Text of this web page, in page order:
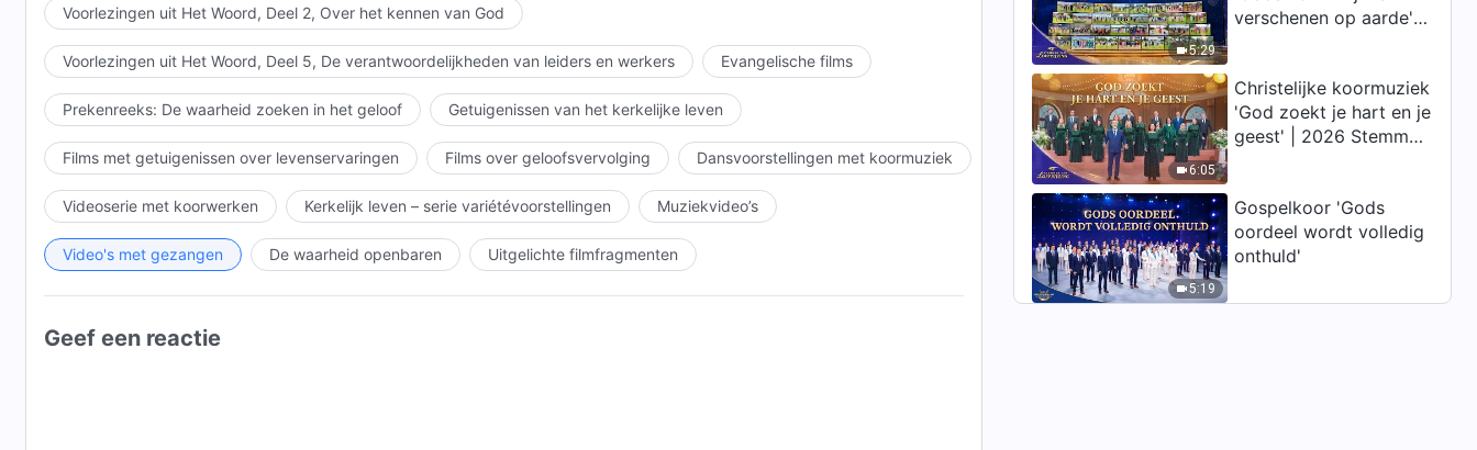
3:49
praktijk brengen kunnen
getuigenis geven in
beproevingen’
5:23
Christelijke muziek ‘De
waarschuwing van Jobs
getuigenis aan latere
generaties’
3:51
Christelijke muziek ‘Wie heeft
ooit Gods hart begrepen?’
maar zijn zondige natuur bleef achter.
Het was door de geïncarneerde God
dat de zonden van de mens werden vergeven.
Refrein 2
Maar de mens had nog steeds,
had nog steeds zonde in zich,
had nog steeds zonde in zich.
Vers 3
Voorlezingen uit Het Woord, Deel 2, Over het kennen van God
Voorlezingen uit Het Woord, Deel 5, De verantwoordelijkheden van leiders en werkers Evangelische films
Prekenreeks: De waarheid zoeken in het geloof Getuigenissen van het kerkelijke leven
Films met getuigenissen over levenservaringen Films over geloofsvervolging Dansvoorstellingen met koormuziek
Videoserie met koorwerken Kerkelijk leven – serie variétévoorstellingen Muziekvideo’s
Video's met gezangen De waarheid openbaren Uitgelichte filmfragmenten
Geef een reactie
5:29
verschenen op aarde' |
6:05
Christelijke koormuziek
'God zoekt je hart en je
geest' | 2026 Stemmen
5:19
Gospelkoor 'Gods
oordeel wordt volledig
onthuld'